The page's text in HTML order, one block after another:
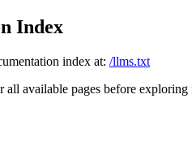
Index
index at: /llms.txt
all available pages before exploring